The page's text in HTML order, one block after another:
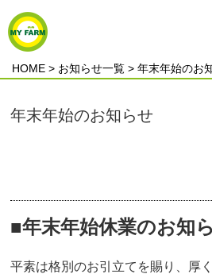
HOME > お知らせ一覧 > 年末年始のお
年末年始のお知らせ
■年末年始休業のお知
平素は格別のお引立てを賜り、厚